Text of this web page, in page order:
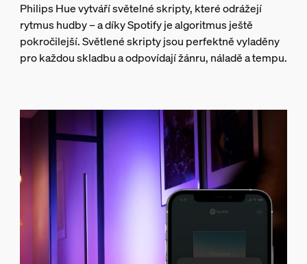
Philips Hue vytváří světelné skripty, které odrážejí
rytmus hudby – a díky Spotify je algoritmus ještě
pokročilejší. Světlené skripty jsou perfektně vyladěny
pro každou skladbu a odpovídají žánru, náladě a tempu.